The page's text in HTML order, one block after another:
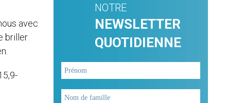
avec
briller
NOTRE
NEWSLETTER
QUOTIDIENNE